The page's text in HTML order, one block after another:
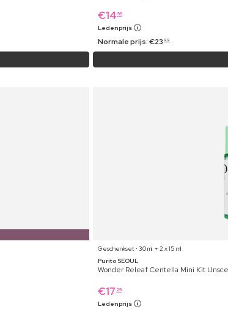
€14 99
Ledenprijs
Normale prijs:€23 99
Geschenkset ⋅ 30 ml + 2 x 15 ml
Purito SEOUL
Wonder Releaf Centella Mini Kit
€17 29
Ledenprijs